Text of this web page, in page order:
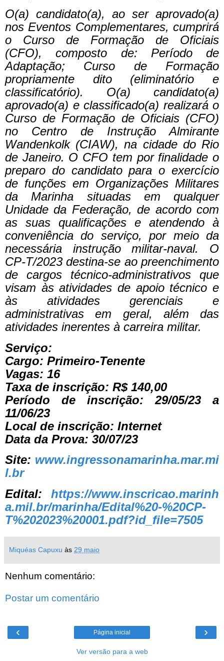
O(a) candidato(a), ao ser aprovado(a)
nos Eventos Complementares, cumprirá
o Curso de Formação de Oficiais
(CFO), composto de: Período de
Adaptação; Curso de Formação
propriamente dito (eliminatório e
classificatório). O(a) candidato(a)
aprovado(a) e classificado(a) realizará o
Curso de Formação de Oficiais (CFO)
no Centro de Instrução Almirante
Wandenkolk (CIAW), na cidade do Rio
de Janeiro. O CFO tem por finalidade o
preparo do candidato para o exercício
de funções em Organizações Militares
da Marinha situadas em qualquer
Unidade da Federação, de acordo com
as suas qualificações e atendendo à
conveniência do serviço, por meio da
necessária instrução militar-naval. O
CP-T/2023 destina-se ao preenchimento
de cargos técnico-administrativos que
visam às atividades de apoio técnico e
às atividades gerenciais e
administrativas em geral, além das
atividades inerentes à carreira militar.
Serviço:
Cargo: Primeiro-Tenente
Vagas: 16
Taxa de inscrição: R$ 140,00
Período de inscrição: 29/05/23 a
11/06/23
Local de inscrição: Internet
Data da Prova: 30/07/23
Site: www.ingressonamarinha.mar.mi
l.br
Edital: https://www.inscricao.marinh
a.mil.br/marinha/Edital%20-%20CP-
T%202023%20001.pdf?id_file=7505
Miquéas Capuxu às 29 maio
Nenhum comentário:
Postar um comentário
‹ ›
Página inicial
Ver versão para a web